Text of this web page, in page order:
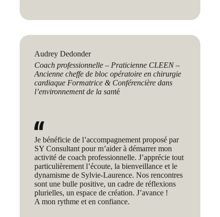
Audrey Dedonder
Coach professionnelle – Praticienne CLEEN –
Ancienne cheffe de bloc opératoire en chirurgie
cardiaque Formatrice & Conférencière dans
l’environnement de la santé
Je bénéficie de l’accompagnement proposé par
SY Consultant pour m’aider à démarrer mon
activité de coach professionnelle. J’apprécie tout
particulièrement l’écoute, la bienveillance et le
dynamisme de Sylvie-Laurence. Nos rencontres
sont une bulle positive, un cadre de réflexions
plurielles, un espace de création. J’avance !
A mon rythme et en confiance.